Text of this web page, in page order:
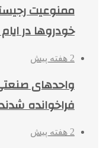
ممنوعیت
خودروها در
2 هفته پیش
واحدهای صنعتی
فراخوانده
2 هفته پیش